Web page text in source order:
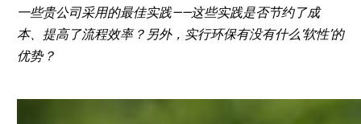
一些贵公司采用的最佳实践——这些实践是否节约了成
本、提高了流程效率？另外，实行环保有没有什么‘软性’的
优势？